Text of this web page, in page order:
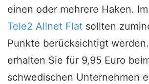
einen oder mehrere Haken.
Tele2 Allnet Flat sollten
Punkte berücksichtigt
erhalten Sie für 9,95 Euro
schwedischen Unternehmen